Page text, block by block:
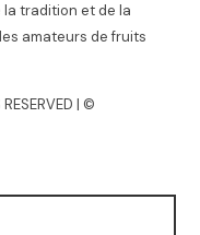
tradition et de la
amateurs de fruits
| ©